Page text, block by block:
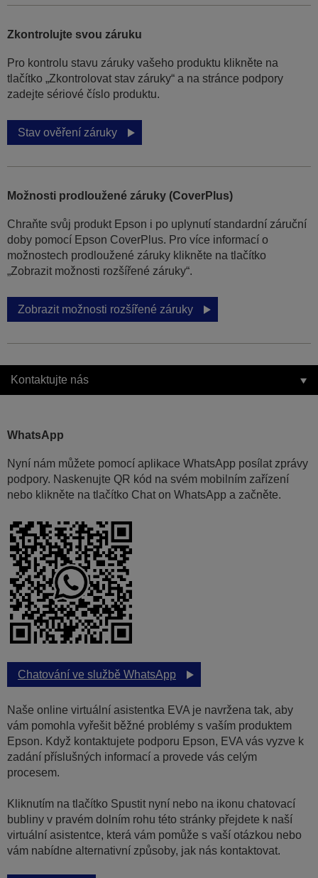
Zkontrolujte svou záruku
Pro kontrolu stavu záruky vašeho produktu klikněte na
tlačítko „Zkontrolovat stav záruky“ a na stránce podpory
zadejte sériové číslo produktu.
Stav ověření záruky
Možnosti prodloužené záruky (CoverPlus)
Chraňte svůj produkt Epson i po uplynutí standardní záruční
doby pomocí Epson CoverPlus. Pro více informací o
možnostech prodloužené záruky klikněte na tlačítko
„Zobrazit možnosti rozšířené záruky“.
Zobrazit možnosti rozšířené záruky
Kontaktujte nás
WhatsApp
Nyní nám můžete pomocí aplikace WhatsApp posílat zprávy
podpory. Naskenujte QR kód na svém mobilním zařízení
nebo klikněte na tlačítko Chat on WhatsApp a začněte.
Chatování ve službě WhatsApp
Naše online virtuální asistentka EVA je navržena tak, aby
vám pomohla vyřešit běžné problémy s vaším produktem
Epson. Když kontaktujete podporu Epson, EVA vás vyzve k
zadání příslušných informací a provede vás celým
procesem.
Kliknutím na tlačítko Spustit nyní nebo na ikonu chatovací
bubliny v pravém dolním rohu této stránky přejdete k naší
virtuální asistentce, která vám pomůže s vaší otázkou nebo
vám nabídne alternativní způsoby, jak nás kontaktovat.